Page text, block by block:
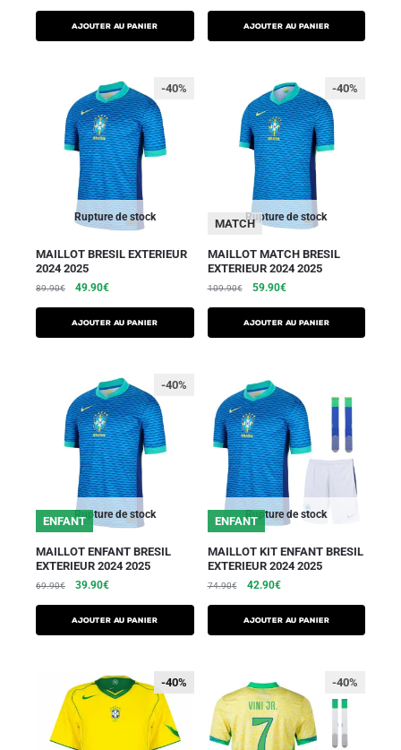
AJOUTER AU PANIER AJOUTER AU PANIER
Rupture de stock
-40%
MAILLOT BRESIL EXTERIEUR
2024 2025
89.90€ 49.90€
AJOUTER AU PANIER
Rupture de stock
-40%
MATCH
MAILLOT MATCH BRESIL
EXTERIEUR 2024 2025
109.90€ 59.90€
AJOUTER AU PANIER
Rupture de stock
-40%
ENFANT
MAILLOT ENFANT BRESIL
EXTERIEUR 2024 2025
69.90€ 39.90€
AJOUTER AU PANIER
Rupture de stock
ENFANT
MAILLOT KIT ENFANT BRESIL
EXTERIEUR 2024 2025
74.90€ 42.90€
AJOUTER AU PANIER
-40%
-40% -40%